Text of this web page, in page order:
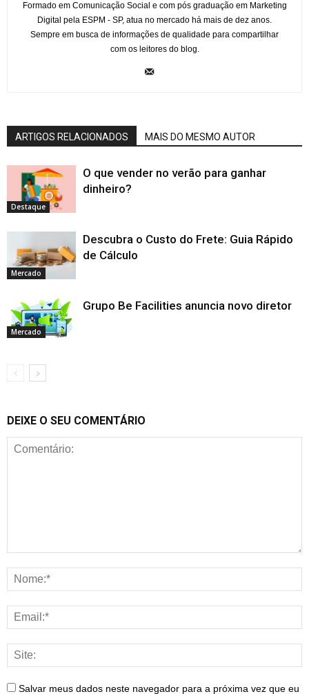
Formado em Comunicação Social e com pós graduação em Marketing
Digital pela ESPM - SP, atua no mercado há mais de dez anos.
Sempre em busca de informações de qualidade para compartilhar
com os leitores do blog.
ARTIGOS RELACIONADOS MAIS DO MESMO AUTOR
Destaque
O que vender no verão para ganhar
dinheiro?
Mercado
Descubra o Custo do Frete: Guia Rápido
de Cálculo
Mercado
Grupo Be Facilities anuncia novo diretor
DEIXE O SEU COMENTÁRIO
Salvar meus dados neste navegador para a próxima vez que eu